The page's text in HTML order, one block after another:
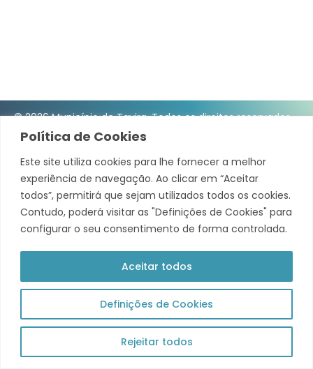
Política de Cookies
Este site utiliza cookies para lhe fornecer a melhor
experiência de navegação. Ao clicar em “Aceitar
todos”, permitirá que sejam utilizados todos os cookies.
Contudo, poderá visitar as "Definições de Cookies" para
configurar o seu consentimento de forma controlada.
Definições de Cookies
Rejeitar todos
Aceitar todos
© 2026 Município de Tavira. Todos os direitos reservados.
Política de Privacidade
Theme by Grace Themes